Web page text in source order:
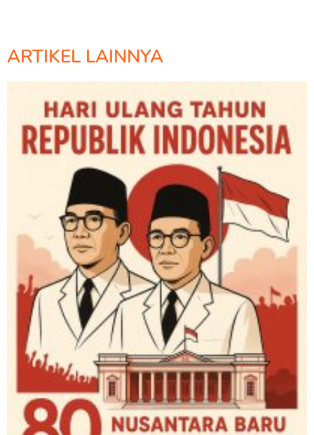
ARTIKEL LAINNYA